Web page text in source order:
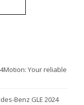
Your reliable
Benz GLE 2024